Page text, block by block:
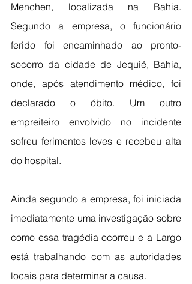
Menchen, localizada na Bahia.
Segundo a empresa, o funcionário
ferido foi encaminhado ao pronto-
socorro da cidade de Jequié, Bahia,
onde, após atendimento médico, foi
declarado o óbito. Um outro
empreiteiro envolvido no incidente
sofreu ferimentos leves e recebeu alta
do hospital.
Ainda segundo a empresa, foi iniciada
imediatamente uma investigação sobre
como essa tragédia ocorreu e a Largo
está trabalhando com as autoridades
locais para determinar a causa.